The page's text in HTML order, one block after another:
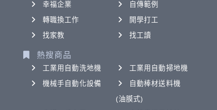
幸福企業
自傳範例
轉職換工作
開學打工
找家教
找工讀
熱搜商品
工業用自動洗地機
工業用自動掃地機
機械手自動化設備
自動棒材送料機
(油膜式)